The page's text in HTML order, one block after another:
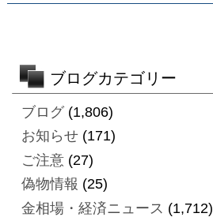
ブログカテゴリー
ブログ(1,806)
お知らせ(171)
ご注意(27)
偽物情報 (25)
金相場・経済ニュース (1,712)